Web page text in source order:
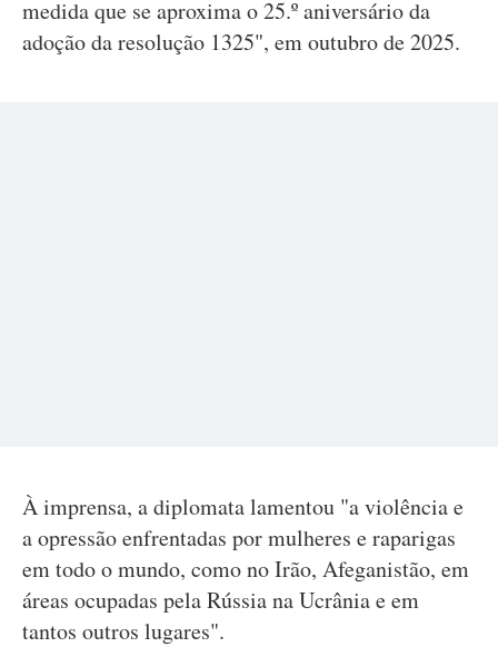
medida que se aproxima o 25.º aniversário da
adoção da resolução 1325", em outubro de 2025.
À imprensa, a diplomata lamentou "a violência e
a opressão enfrentadas por mulheres e raparigas
em todo o mundo, como no Irão, Afeganistão, em
áreas ocupadas pela Rússia na Ucrânia e em
tantos outros lugares".